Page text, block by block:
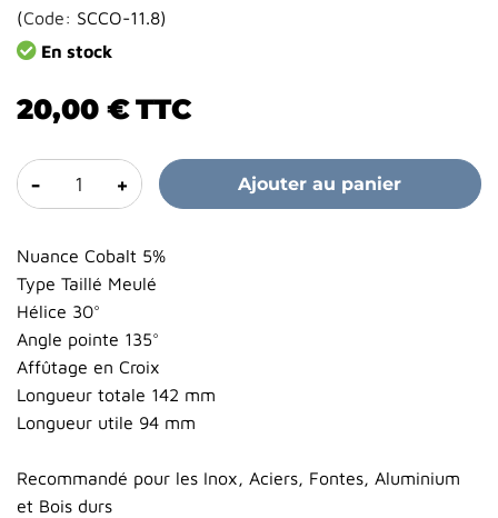
(Code: SCCO-11.8)
En stock
20,00 €TTC
- + Ajouter au panier
Nuance Cobalt 5%
Type Taillé Meulé
Hélice 30°
Angle pointe 135°
Affûtage en Croix
Longueur totale 142 mm
Longueur utile 94 mm
Recommandé pour les Inox, Aciers, Fontes, Aluminium
et Bois durs